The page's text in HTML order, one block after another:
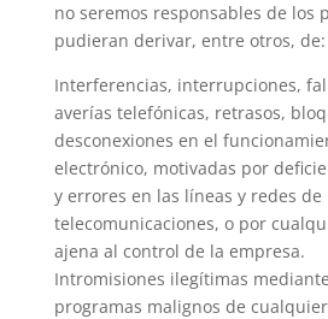
no seremos responsables de los
pudieran derivar, entre otros, de:
Interferencias, interrupciones,
averías telefónicas, retrasos,
desconexiones en el
electrónico, motivadas por
y errores en las líneas y redes de
telecomunicaciones, o por
ajena al control de la empresa.
Intromisiones ilegítimas
programas malignos de